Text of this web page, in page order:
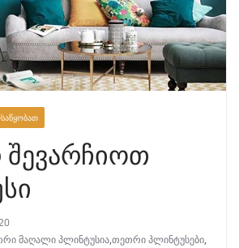
მაღალი პლინტუსია,თეთრი პლინტუსები,